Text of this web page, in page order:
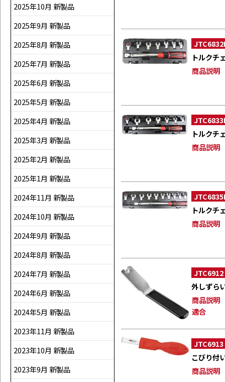
2025年10月 新製品
2025年9月 新製品
2025年8月 新製品
2025年7月 新製品
2025年6月 新製品
2025年5月 新製品
2025年4月 新製品
2025年3月 新製品
2025年2月 新製品
2025年1月 新製品
2024年11月 新製品
2024年10月 新製品
2024年9月 新製品
2024年8月 新製品
2024年7月 新製品
2024年6月 新製品
2024年5月 新製品
2023年11月 新製品
2023年10月 新製品
2023年9月 新製品
トルクチ
商品説明
トルクチ
商品説明
トルクチ
商品説明
JTC6912
外しずら
商品説明
適合
JTC6913
こびり付
商品説明